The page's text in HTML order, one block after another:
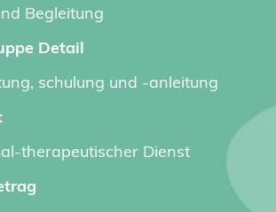
Begleitung
Detail
schulung und -anleitung
therapeutischer Dienst